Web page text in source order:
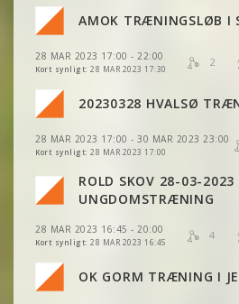
AMOK TRÆNINGSLØB I
28 MAR 2023 17:00 - 22:00
Kort synligt: 28 MAR 2023 17:30
2
VIS 2DRERUN
VIS 2DRERUN
20230328 HVALSØ
28 MAR 2023 17:00 - 30 MAR 2023 23:00
Kort synligt: 28 MAR 2023 17:00
VIS
VIS 2DRERUN
VIS 2DRERUN
VIS 2DRERUN
ROLD SKOV 28-03-2023
UNGDOMSTRÆNING
28 MAR 2023 16:45 - 20:00
Kort synligt: 28 MAR 2023 16:45
4
VIS 2DRERUN
VIS 2DRERUN
VIS 2DRERUN
VIS 2DRERUN
OK GORM TRÆNING I
VIS
VIS 2DRERUN
VIS 2DRERUN
VIS 2DRERUN
VIS 2DRERUN
VIS
VIS 2DRERUN
VIS 2DRERUN
VIS
VIS 2DRERUN
VIS
VIS